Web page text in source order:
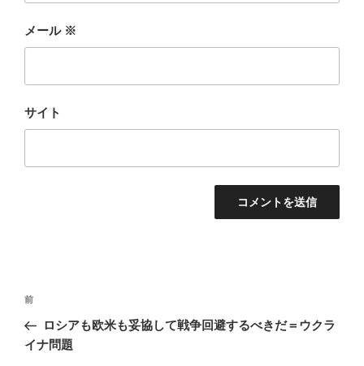
メール ※
サイト
投
ナ
前
の
投
前
ロシアも欧米も妥協して戦争回避するべきだ＝ウクラ
イナ問題